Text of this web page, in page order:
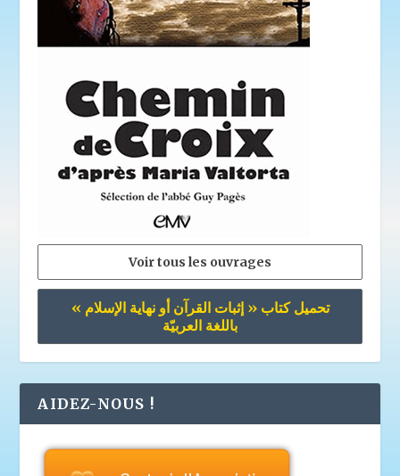
Voir tous les ouvrages
تحميل كتاب « إثبات القرآن أو نهاية الإسلام »
باللغة العربيّة
AIDEZ-NOUS !